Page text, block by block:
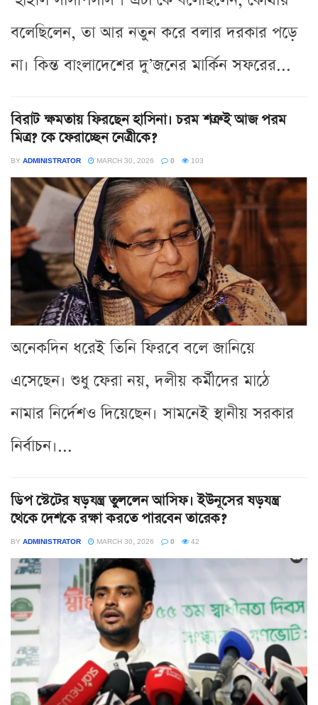
বলেছিলেন, তা আর নতুন করে বলার দরকার পড়ে
না। কিন্ত বাংলাদেশের দু’জনের মার্কিন সফরের...
বিরাট ক্ষমতায় ফিরছেন হাসিনা। চরম শত্রুই আজ পরম
মিত্র? কে ফেরাচ্ছেন নেত্রীকে?
BY ADMINISTRATOR MARCH 30, 2026 0 103
অনেকদিন ধরেই তিনি ফিরবে বলে জানিয়ে
এসেছেন। শুধু ফেরা নয়, দলীয় কর্মীদের মাঠে
নামার নির্দেশও দিয়েছেন। সামনেই স্থানীয় সরকার
নির্বাচন।...
ডিপ স্টেটের ষড়যন্ত্র তুললেন আসিফ। ইউনূসের ষড়যন্ত্র
থেকে দেশকে রক্ষা করতে পারবেন তারেক?
BY ADMINISTRATOR MARCH 30, 2026 0 42